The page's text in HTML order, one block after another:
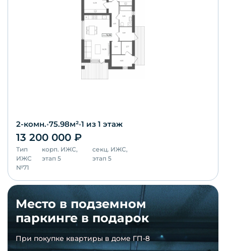
2-комн.•75.98м²•1 из 1 этаж
13 200 000 ₽
Тип
ИЖС
корп. ИЖС,
этап 5
секц. ИЖС,
этап 5
№71
Место в подземном
паркинге в подарок
При покупке квартиры в доме ГП-8